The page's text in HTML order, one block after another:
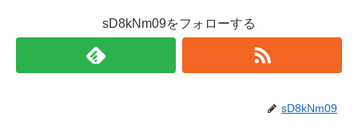
sD8kNm09をフォローする
sD8kNm09